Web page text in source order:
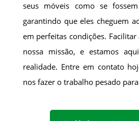
seus móveis como se
garantindo que eles cheguem
em perfeitas condições.
nossa missão, e estamos
realidade. Entre em contato
nos fazer o trabalho pesado